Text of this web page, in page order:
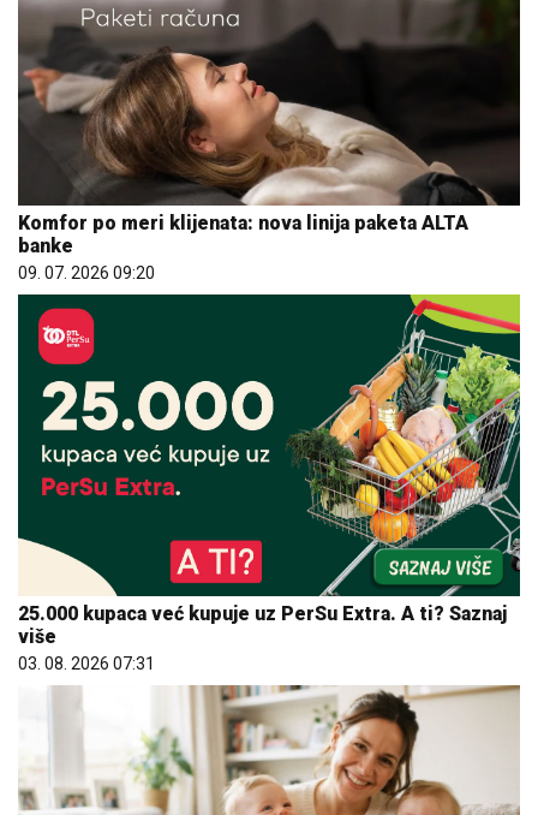
Komfor po meri klijenata: nova linija paketa ALTA
banke
09. 07. 2026 09:20
25.000 kupaca već kupuje uz PerSu Extra. A ti? Saznaj
više
03. 08. 2026 07:31